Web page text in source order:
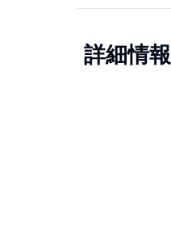
詳細情報